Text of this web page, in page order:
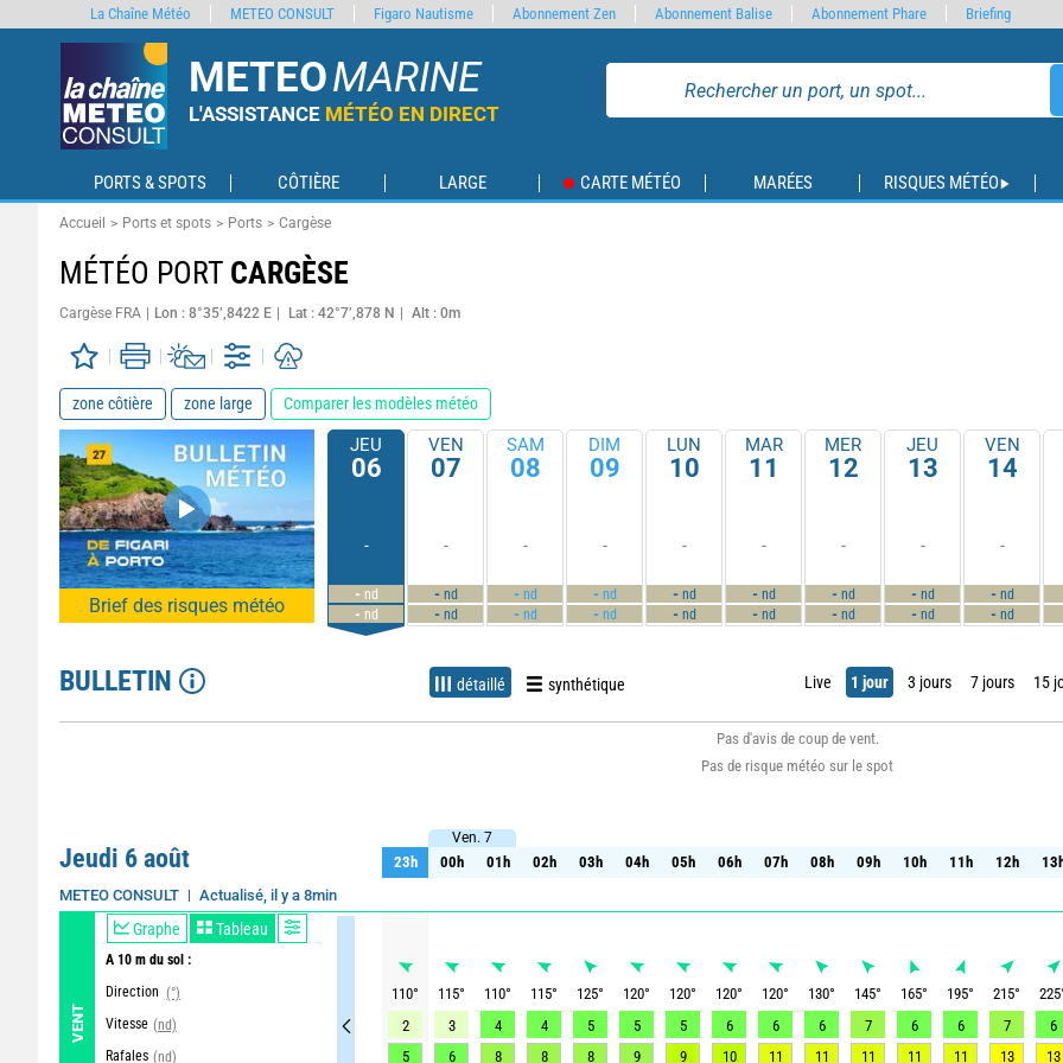
METEOMARINE
L'ASSISTANCE MÉTÉO EN DIRECT
PORTS & SPOTS CÔTIÈRE LARGE CARTE MÉTÉO MARÉES RISQUES MÉTÉO
Accueil Ports et spots Ports Cargèse
MÉTÉO PORT CARGÈSE
Cargèse FRA Lon : 8°35’,8422 E Lat : 42°7’,878 N Alt : 0m
zone côtière zone large Comparer les modèles météo
Brief des risques météo
JEU
06
-
- nd
- nd
VEN
07
-
-nd
-nd
SAM
08
-
- nd
- nd
DIM
09
-
- nd
- nd
LUN
10
-
-nd
-nd
MAR
11
-
-nd
-nd
MER
12
-
-nd
-nd
JEU
13
-
-nd
-nd
VEN
14
-
-nd
-nd
BULLETIN détaillé synthétique Live 1 jour 3 jours 7 jours 15
Pas d'avis de coup de vent.
Pas de risque météo sur le spot
Jeudi 6 août
METEO CONSULT Actualisé, il y a 8min
VENT
Graphe Tableau
A 10 m du sol :
Direction (°)
Vitesse (nd)
Rafales (nd)
Ven. 7
23h 00h 01h 02h 03h 04h 05h 06h 07h 08h 09h 10h 11h 12h
Ven. 7
23h 00h 01h 02h 03h 04h 05h 06h 07h 08h 09h 10h 11h 12h 13h
110° 115° 110° 115° 125° 120° 120° 120° 120° 130° 145° 165° 195° 215° 225
2
3 4 4 5 5 5 6 6 6 7 6 6 7 6
5
6 8 8 8 9 9 10 11 11 11 11 11 13 13
La Chaîne Météo METEO CONSULT Figaro Nautisme Abonnement Zen Abonnement Balise Abonnement Phare Briefing